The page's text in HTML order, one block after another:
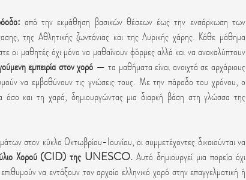
από την εκμάθηση βασικών θέσεων έως την ενσάρκωση των
της Αθλητικής ζωντάνιας και της Λυρικής χάρης. Κάθε μάθημα
οι μαθητές όχι μόνο να μαθαίνουν φόρμες αλλά και να ανακαλύπτουν
εμπειρία στον χορό — τα μαθήματα είναι ανοιχτά σε αρχάριους
να εμβαθύνουν τις γνώσεις τους. Με την πάροδο του χρόνου, ο
όσο και τη χαρά, δημιουργώντας μια διαρκή βάση στη γλώσσα της
στον κύκλο Οκτωβρίου-Ιουνίου, οι συμμετέχοντες δικαιούνται να
Χορού (CID) της UNESCO. Αυτό δημιουργεί μια πορεία όχι
να εντάξουν τον αρχαίο ελληνικό χορό στην επαγγελματική ή